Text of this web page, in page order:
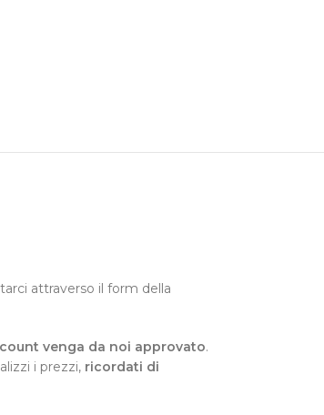
attraverso il form della
venga da noi approvato.
i prezzi, ricordati di